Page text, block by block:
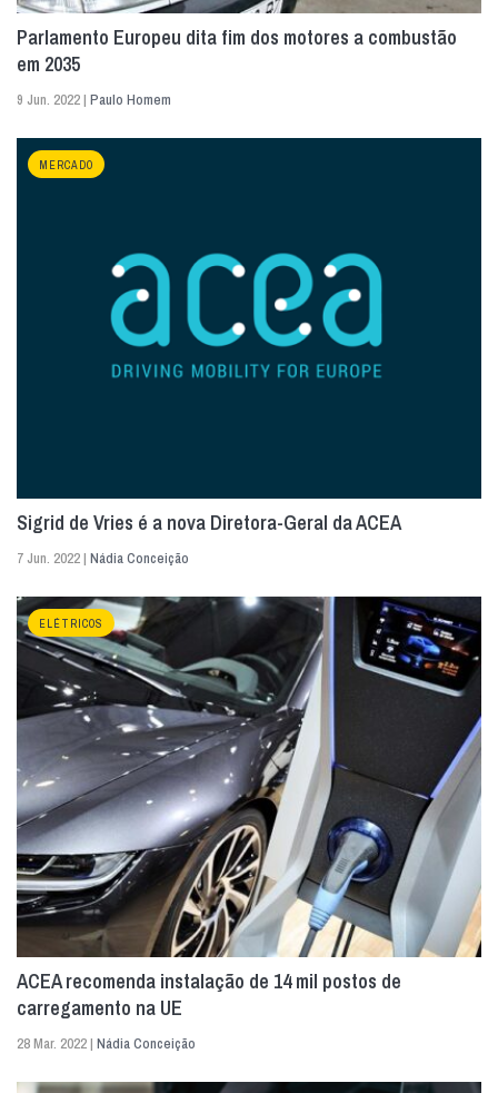
Parlamento Europeu dita fim dos motores a combustão
em 2035
9 Jun. 2022 | Paulo Homem
MERCADO
Sigrid de Vries é a nova Diretora-Geral da ACEA
7 Jun. 2022 | Nádia Conceição
ELÉTRICOS
ACEA recomenda instalação de 14 mil postos de
carregamento na UE
28 Mar. 2022 | Nádia Conceição